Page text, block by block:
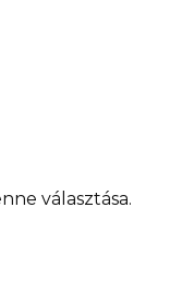
választása.